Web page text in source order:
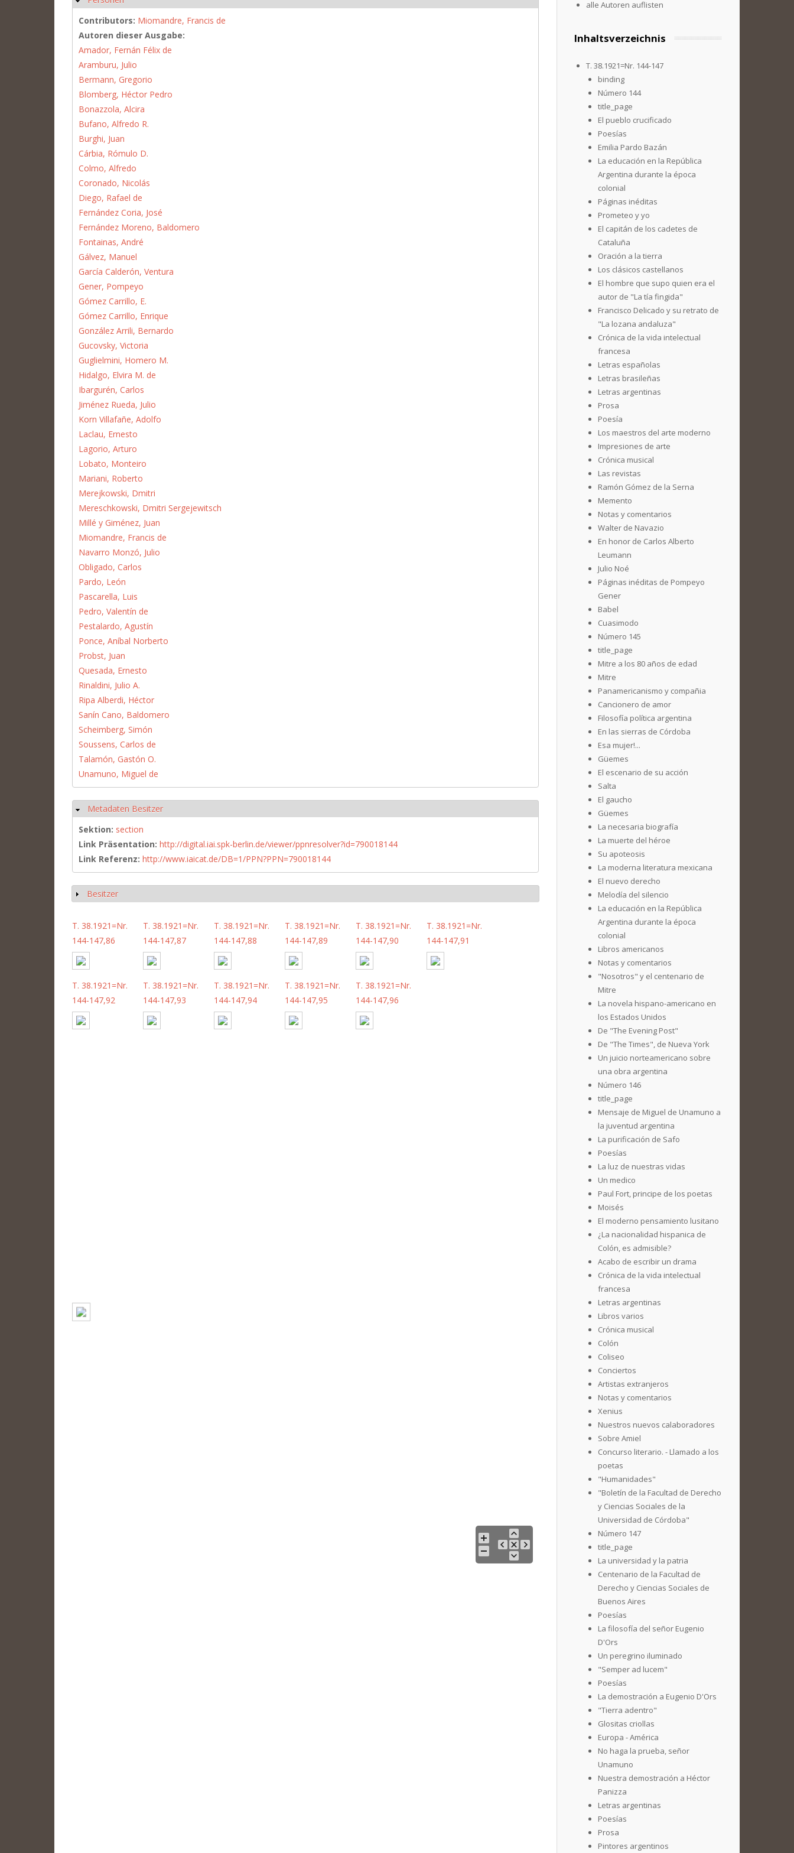
Contributors: Miomandre, Francis de
Autoren dieser Ausgabe:
Amador, Fernán Félix de
Aramburu, Julio
Bermann, Gregorio
Blomberg, Héctor Pedro
Bonazzola, Alcira
Bufano, Alfredo R.
Burghi, Juan
Cárbia, Rómulo D.
Colmo, Alfredo
Coronado, Nicolás
Diego, Rafael de
Fernández Coria, José
Fernández Moreno, Baldomero
Fontainas, André
Gálvez, Manuel
García Calderón, Ventura
Gener, Pompeyo
Gómez Carrillo, E.
Gómez Carrillo, Enrique
González Arrili, Bernardo
Gucovsky, Victoria
Guglielmini, Homero M.
Hidalgo, Elvira M. de
Ibargurén, Carlos
Jiménez Rueda, Julio
Korn Villafañe, Adolfo
Laclau, Ernesto
Lagorio, Arturo
Lobato, Monteiro
Mariani, Roberto
Merejkowski, Dmitri
Mereschkowski, Dmitri Sergejewitsch
Millé y Giménez, Juan
Miomandre, Francis de
Navarro Monzó, Julio
Obligado, Carlos
Pardo, León
Pascarella, Luis
Pedro, Valentín de
Pestalardo, Agustín
Ponce, Aníbal Norberto
Probst, Juan
Quesada, Ernesto
Rinaldini, Julio A.
Ripa Alberdi, Héctor
Sanín Cano, Baldomero
Scheimberg, Simón
Soussens, Carlos de
Talamón, Gastón O.
Unamuno, Miguel de
Hide
Metadaten Besitzer
Sektion: section
Link Präsentation: http://digital.iai.spk-berlin.de/viewer/ppnresolver?id=790018144
Link Referenz: http://www.iaicat.de/DB=1/PPN?PPN=790018144
Show
Besitzer
T. 38.1921=Nr.
144-147,86
T. 38.1921=Nr.
144-147,87
T. 38.1921=Nr.
144-147,88
T. 38.1921=Nr.
144-147,89
T. 38.1921=Nr.
144-147,90
T. 38.1921=Nr.
144-147,91
T. 38.1921=Nr.
144-147,92
T. 38.1921=Nr.
144-147,93
T. 38.1921=Nr.
144-147,94
T. 38.1921=Nr.
144-147,95
T. 38.1921=Nr.
144-147,96
alle Autoren auflisten
Inhaltsverzeichnis
T. 38.1921=Nr. 144-147
binding
Número 144
title_page
El pueblo crucificado
Poesías
Emilia Pardo Bazán
La educación en la República
Argentina durante la época
colonial
Páginas inéditas
Prometeo y yo
El capitán de los cadetes de
Cataluña
Oración a la tierra
Los clásicos castellanos
El hombre que supo quien era el
autor de "La tía fingida"
Francisco Delicado y su retrato de
"La lozana andaluza"
Crónica de la vida intelectual
francesa
Letras españolas
Letras brasileñas
Letras argentinas
Prosa
Poesía
Los maestros del arte moderno
Impresiones de arte
Crónica musical
Las revistas
Ramón Gómez de la Serna
Memento
Notas y comentarios
Walter de Navazio
En honor de Carlos Alberto
Leumann
Julio Noé
Páginas inéditas de Pompeyo
Gener
Babel
Cuasimodo
Número 145
title_page
Mitre a los 80 años de edad
Mitre
Panamericanismo y compañia
Cancionero de amor
Filosofía política argentina
En las sierras de Córdoba
Esa mujer!...
Güemes
El escenario de su acción
Salta
El gaucho
Güemes
La necesaria biografía
La muerte del héroe
Su apoteosis
La moderna literatura mexicana
El nuevo derecho
Melodía del silencio
La educación en la República
Argentina durante la época
colonial
Libros americanos
Notas y comentarios
"Nosotros" y el centenario de
Mitre
La novela hispano-americano en
los Estados Unidos
De "The Evening Post"
De "The Times", de Nueva York
Un juicio norteamericano sobre
una obra argentina
Número 146
title_page
Mensaje de Miguel de Unamuno a
la juventud argentina
La purificación de Safo
Poesías
La luz de nuestras vidas
Un medico
Paul Fort, principe de los poetas
Moisés
El moderno pensamiento lusitano
¿La nacionalidad hispanica de
Colón, es admisible?
Acabo de escribir un drama
Crónica de la vida intelectual
francesa
Letras argentinas
Libros varios
Crónica musical
Colón
Coliseo
Conciertos
Artistas extranjeros
Notas y comentarios
Xenius
Nuestros nuevos calaboradores
Sobre Amiel
Concurso literario. - Llamado a los
poetas
"Humanidades"
"Boletín de la Facultad de Derecho
y Ciencias Sociales de la
Universidad de Córdoba"
Número 147
title_page
La universidad y la patria
Centenario de la Facultad de
Derecho y Ciencias Sociales de
Buenos Aires
Poesías
La filosofía del señor Eugenio
D'Ors
Un peregrino iluminado
"Semper ad lucem"
Poesías
La demostración a Eugenio D'Ors
"Tierra adentro"
Glositas criollas
Europa - América
No haga la prueba, señor
Unamuno
Nuestra demostración a Héctor
Panizza
Letras argentinas
Poesías
Prosa
Pintores argentinos